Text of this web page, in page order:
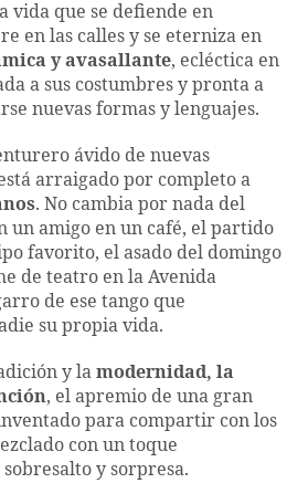
vida que se defiende en
en las calles y se eterniza en
y avasallante, ecléctica en
a sus costumbres y pronta a
nuevas formas y lenguajes.
ávido de nuevas
arraigado por completo a
. No cambia por nada del
un amigo en un café, el partido
favorito, el asado del domingo
de teatro en la Avenida
de ese tango que
su propia vida.
y la modernidad, la
, el apremio de una gran
para compartir con los
con un toque
y sorpresa.